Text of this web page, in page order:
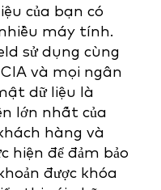
của bạn có
máy tính.
sử dụng cùng
và mọi ngân
dữ liệu là
lớn nhất của
hàng và
hiện để đảm bảo
được khóa